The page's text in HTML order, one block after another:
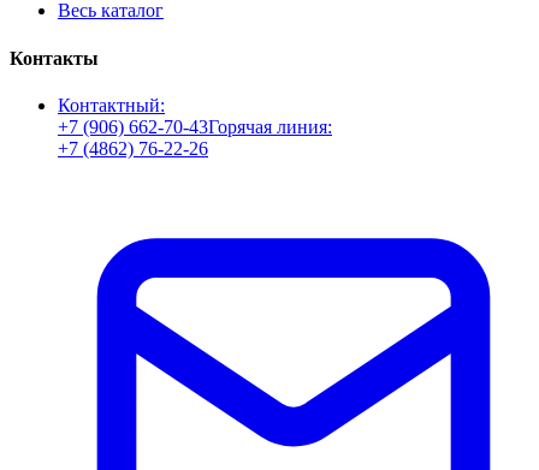
Весь каталог
Контакты
Контактный:
+7 (906) 662-70-43Горячая линия:
+7 (4862) 76-22-26